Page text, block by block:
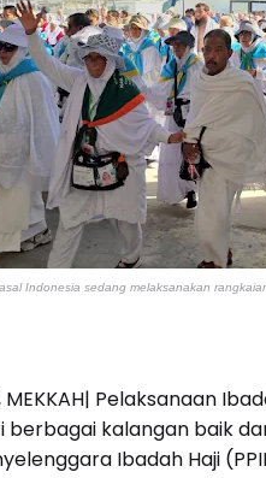
Indonesia sedang melaksanakan
MEKKAH| Pelaksanaan
berbagai kalangan baik
Ibadah Haji